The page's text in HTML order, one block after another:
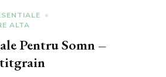
ALTA
Pentru Somn –